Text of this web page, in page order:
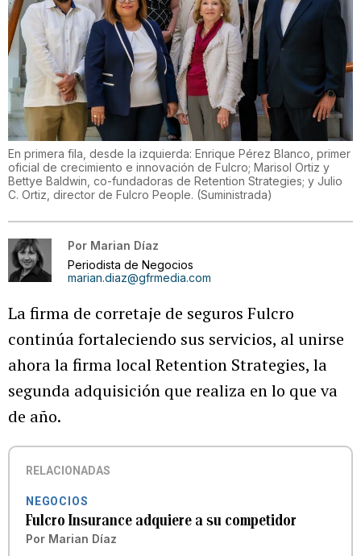
En primera fila, desde la izquierda: Enrique Pérez Blanco, primer
oficial de crecimiento e innovación de Fulcro; Marisol Ortiz y
Bettye Baldwin, co-fundadoras de Retention Strategies; y Julio
C. Ortiz, director de Fulcro People. (Suministrada)
Por Marian Díaz
Periodista de Negocios
marian.diaz@gfrmedia.com
La firma de corretaje de seguros Fulcro
continúa fortaleciendo sus servicios, al unirse
ahora la firma local Retention Strategies, la
segunda adquisición que realiza en lo que va
de año.
RELACIONADAS
NEGOCIOS
Fulcro Insurance adquiere a su competidor
Por Marian Díaz